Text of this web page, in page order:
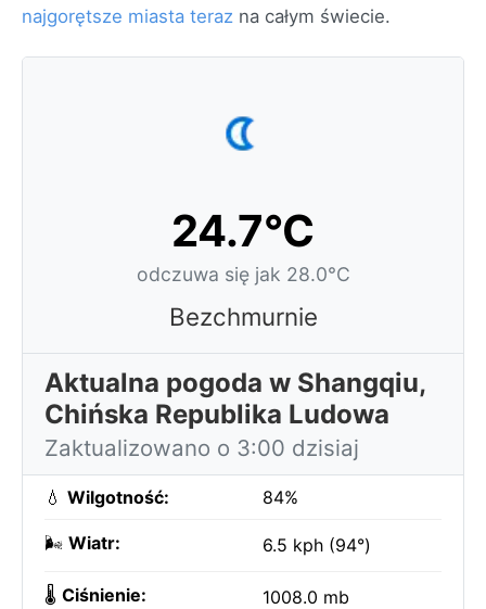
najgorętsze miasta teraz na całym świecie.
24.7°C
odczuwa się jak 28.0°C
Bezchmurnie
Aktualna pogoda w Shangqiu,
Chińska Republika Ludowa
Zaktualizowano o 3:00 dzisiaj
💧 Wilgotność: 84%
🌬️ Wiatr: 6.5 kph (94°)
🌡️ Ciśnienie: 1008.0 mb